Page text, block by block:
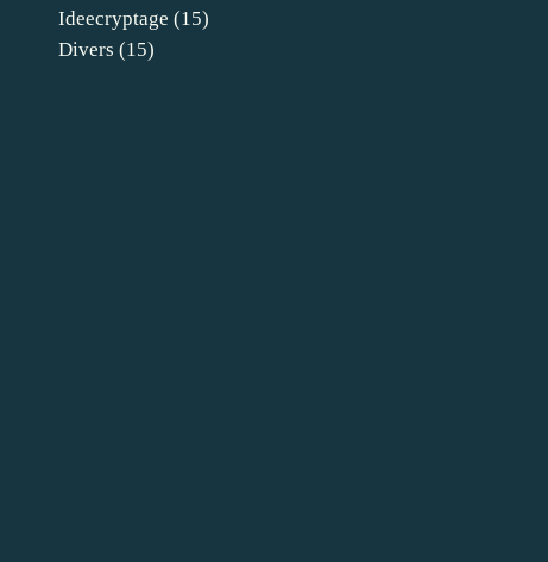
Ideecryptage (15)
Divers (15)